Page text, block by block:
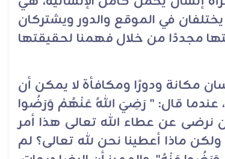
في الموقع والدور ويشتركان
مجددًا من خلال فهمنا لحقيقتها
مكانة ودورًا ومكافأة لا يمكن أن
عندما قال: " رَضِيَ اللهُ عَنْهُمْ وَرَضُوا
نرضى عن عطاء الله تعالى هذا أمر
ماذا أعطينا نحن لله تعالى؟ لم